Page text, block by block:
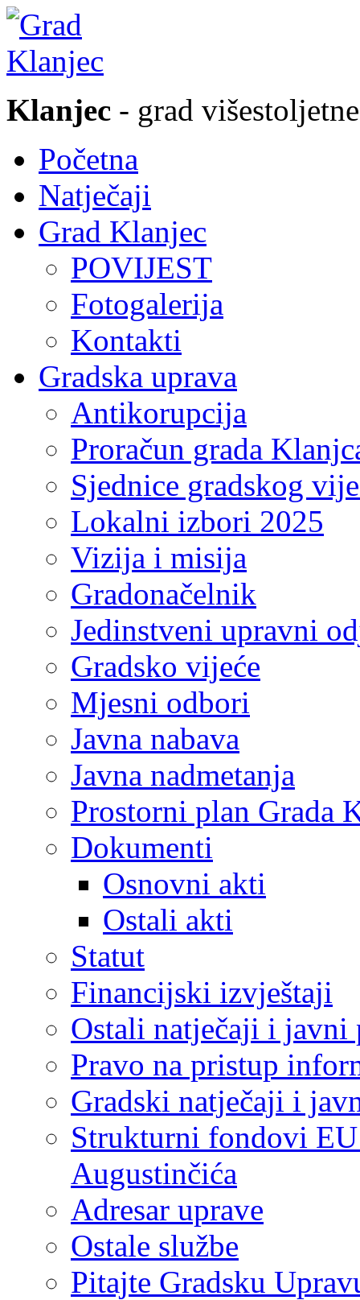
Klanjec - grad
Početna
Natječaji
Grad Klanjec
POVIJEST
Fotogalerija
Kontakti
Gradska uprava
Antikorupcija
Proračun grada
Sjednice gradskog
Lokalni izbori 2025
Vizija i misija
Gradonačelnik
Jedinstveni upravni
Gradsko vijeće
Mjesni odbori
Javna nabava
Javna nadmetanja
Prostorni plan Grada
Dokumenti
Osnovni akti
Ostali akti
Statut
Financijski izvještaji
Ostali natječaji i javni
Pravo na pristup
Gradski natječaji i
Strukturni fondovi
Augustinčića
Adresar uprave
Ostale službe
Pitajte Gradsku